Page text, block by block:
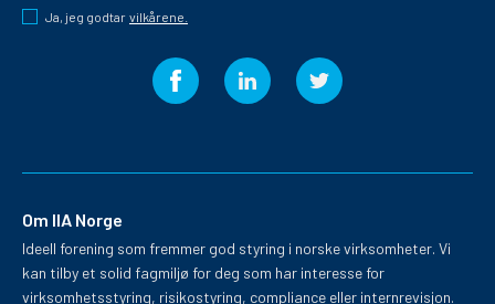
Ja, jeg godtar vilkårene.
Om IIA Norge
Ideell forening som fremmer god styring i norske virksomheter. Vi
kan tilby et solid fagmiljø for deg som har interesse for
virksomhetsstyring, risikostyring, compliance eller internrevisjon.